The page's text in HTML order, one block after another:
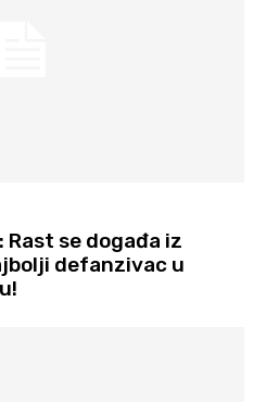
Rast se događa iz
defanzivac u